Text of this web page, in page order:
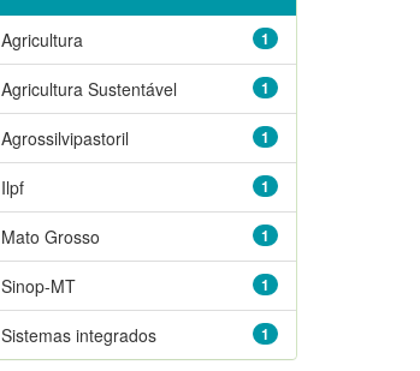
1
Agricultura
1
Agricultura Sustentável
1
Agrossilvipastoril
1
Ilpf
1
Mato Grosso
1
Sinop-MT
1
Sistemas integrados